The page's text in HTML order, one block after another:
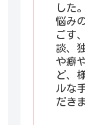
した。
悩み
ごす
談、
や癖
ど、
ルな
だき